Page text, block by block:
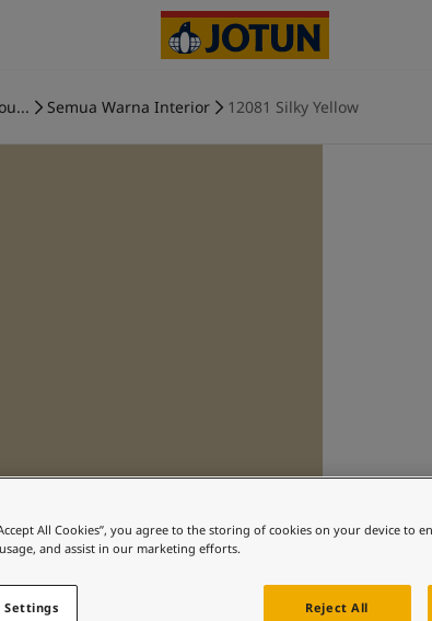
Semua Warna Interior 12081 Silky Yellow
All Cookies”, you agree to the storing of cookies on your device to
and assist in our marketing efforts.
Reject All
Settings